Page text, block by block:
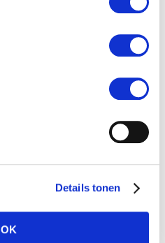
Details tonen
OK
van
voor verdere